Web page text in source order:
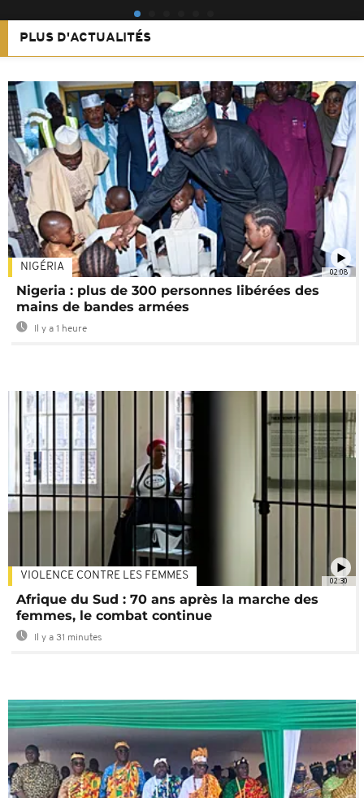
PLUS D'ACTUALITÉS
02:08
NIGÉRIA
Nigeria : plus de 300 personnes libérées des
mains de bandes armées
Il y a 1 heure
02:30
VIOLENCE CONTRE LES FEMMES
Afrique du Sud : 70 ans après la marche des
femmes, le combat continue
Il y a 31 minutes